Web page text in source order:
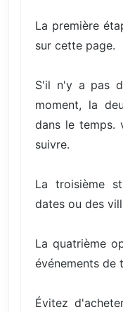
La première
sur cette page.
S'il n'y a pas
moment, la
dans le temps.
suivre.
La troisième
dates ou des
La quatrième
événements de
Évitez